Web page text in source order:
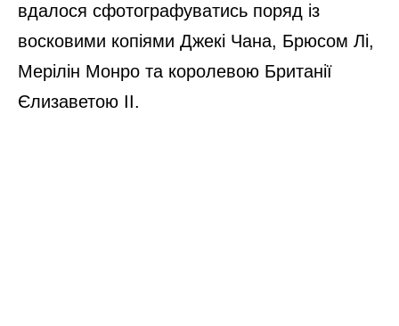
вдалося сфотографуватись поряд із
восковими копіями Джекі Чана, Брюсом Лі,
Мерілін Монро та королевою Британії
Єлизаветою II.